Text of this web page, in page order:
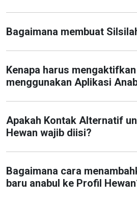
Bagaimana membuat
Kenapa harus
menggunakan Aplikasi
Apakah Kontak Alternatif
Hewan wajib diisi?
Bagaimana cara
baru anabul ke Profil